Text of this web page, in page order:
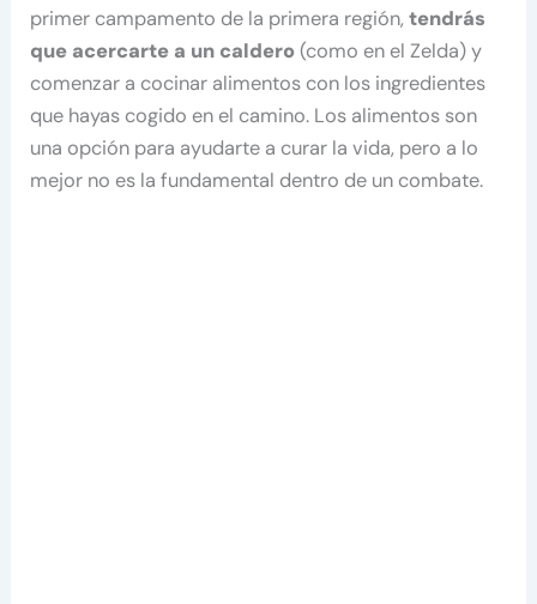
primer campamento de la primera región,tendrás
que acercarte a un caldero(como en el Zelda) y
comenzar a cocinar alimentos con los ingredientes
que hayas cogido en el camino. Los alimentos son
una opción para ayudarte a curar la vida, pero a lo
mejor no es la fundamental dentro de un combate.